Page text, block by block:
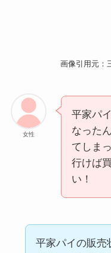
画像引用元：
女性
平家パ
なった
てしま
行けば
い！
平家パイの販売